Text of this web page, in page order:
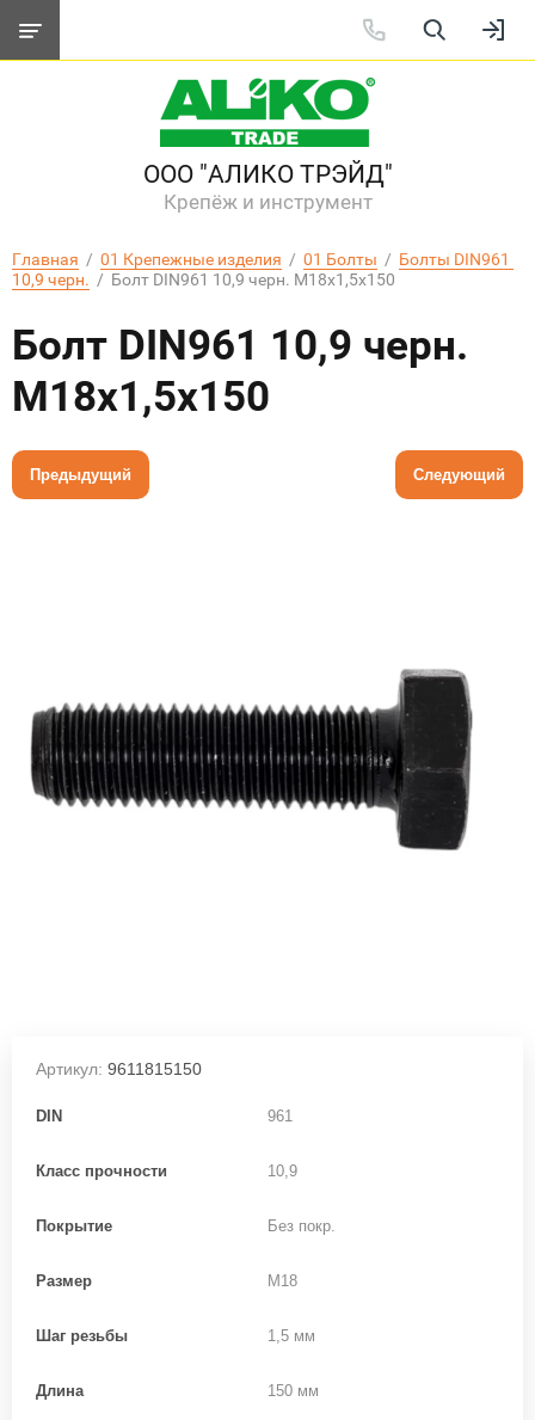
ООО "АЛИКО ТРЭЙД"
Крепёж и инструмент
Главная
  /
01 Крепежные изделия
  /
01 Болты
  /
Болты DIN961
10,9 черн.
  /  Болт DIN961 10,9 черн. М18х1,5х150
Болт DIN961 10,9 черн.
М18х1,5х150
Предыдущий Следующий
Артикул: 9611815150
DIN 961
Класс прочности 10,9
Покрытие Без покр.
Размер M18
Шаг резьбы 1,5 мм
Длина 150 мм